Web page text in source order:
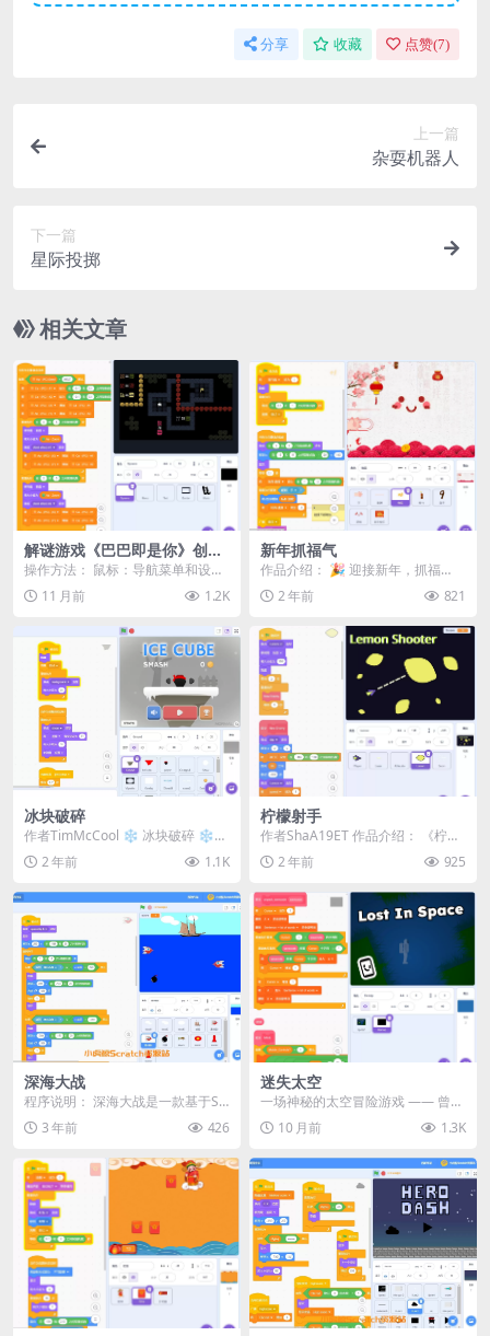
分享 收藏 点赞(7)
上一篇
杂耍机器人
下一篇
星际投掷
相关文章
解谜游戏《巴巴即是你》创作
引擎 v3.0.3（SBO版）
操作方法： 鼠标：导航菜单和设置
W、A、S、D 或方向键：移动角色
空格键：在...
11 月前 1.2K
新年抓福气
作品介绍： 🎉 迎接新年，抓福
气，收好运！ 在《新年抓福气》游
戏中，你需要通过按...
2 年前 821
冰块破碎
作者TimMcCool ❄️ 冰块破碎 ❄️
使用 [WASD] / [箭头键]...
2 年前 1.1K
柠檬射手
作者ShaA19ET 作品介绍： 《柠檬
射手 (Lemon Shooter)》是...
2 年前 925
深海大战
程序说明： 深海大战是一款基于Sc
ratch平台开发的经典射击游戏。在
这个游戏中...
3 年前 426
迷失太空
一场神秘的太空冒险游戏 —— 曾获
Game Jam 比赛冠军 🏆 🚀 开始游
戏...10 月前 1.3K